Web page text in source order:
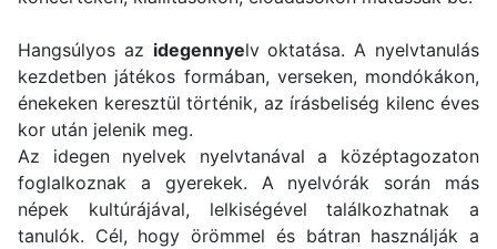
Hangsúlyos az idegennyelv oktatása. A nyelvtanulás
kezdetben játékos formában, verseken, mondókákon,
énekeken keresztül történik, az írásbeliség kilenc éves
kor után jelenik meg.
Az idegen nyelvek nyelvtanával a középtagozaton
foglalkoznak a gyerekek. A nyelvórák során más
népek kultúrájával, lelkiségével találkozhatnak a
tanulók. Cél, hogy örömmel és bátran használják a